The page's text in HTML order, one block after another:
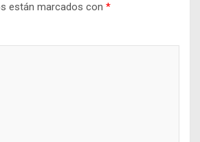
están marcados con *